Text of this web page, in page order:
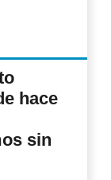
hace
sin